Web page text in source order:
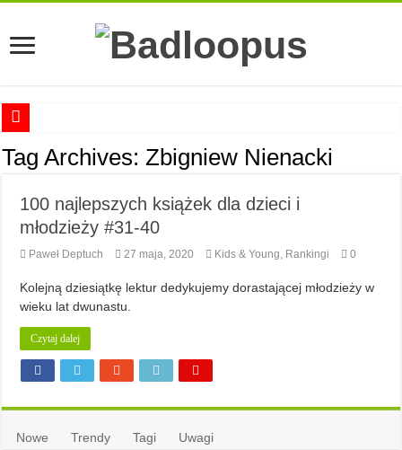
Anna Romaszkan – Praca w prosektorium nie pomaga oswoić się ze
Najlepsze mangi dla dorosłych
Najciekawsze zapowiedzi komiksowe na 2023 rok
Tag Archives:Zbigniew Nienacki
100 najlepszych książek dla dzieci i
młodzieży #31-40
Paweł Deptuch 27 maja, 2020 Kids & Young, Rankingi 0
Kolejną dziesiątkę lektur dedykujemy dorastającej młodzieży w
wieku lat dwunastu.
Czytaj dalej
Nowe Trendy Tagi Uwagi